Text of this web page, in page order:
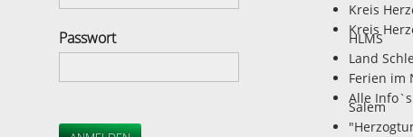
Passwort
Kreis
Kreis
HLMS
Land
Ferien im
Alle
Salem